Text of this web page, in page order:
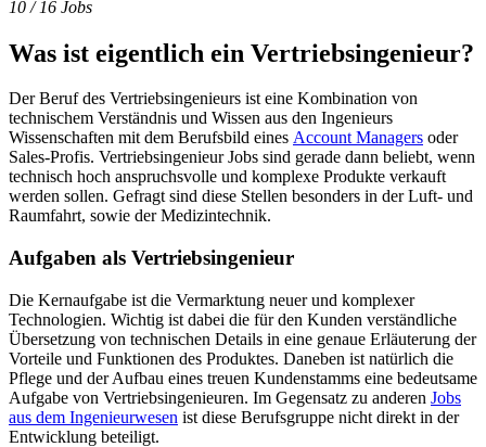
10 / 16 Jobs
Was ist eigentlich ein Vertriebsingenieur?
Der Beruf des Vertriebsingenieurs ist eine Kombination von
technischem Verständnis und Wissen aus den Ingenieurs
Wissenschaften mit dem Berufsbild eines Account Managers oder
Sales-Profis. Vertriebsingenieur Jobs sind gerade dann beliebt, wenn
technisch hoch anspruchsvolle und komplexe Produkte verkauft
werden sollen. Gefragt sind diese Stellen besonders in der Luft- und
Raumfahrt, sowie der Medizintechnik.
Aufgaben als Vertriebsingenieur
Die Kernaufgabe ist die Vermarktung neuer und komplexer
Technologien. Wichtig ist dabei die für den Kunden verständliche
Übersetzung von technischen Details in eine genaue Erläuterung der
Vorteile und Funktionen des Produktes. Daneben ist natürlich die
Pflege und der Aufbau eines treuen Kundenstamms eine bedeutsame
Aufgabe von Vertriebsingenieuren. Im Gegensatz zu anderen Jobs
aus dem Ingenieurwesen ist diese Berufsgruppe nicht direkt in der
Entwicklung beteiligt.